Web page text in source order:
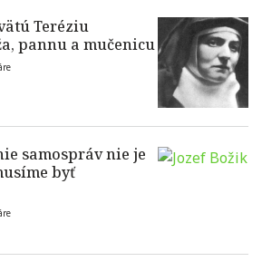
Teréziu
pannu a mučenicu
samospráv nie je
byť